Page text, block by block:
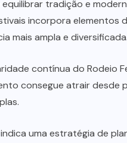
tradição e
incorpora elementos
mais ampla e diversificada.
contínua do Rodeio
consegue atrair desde
uma estratégia de